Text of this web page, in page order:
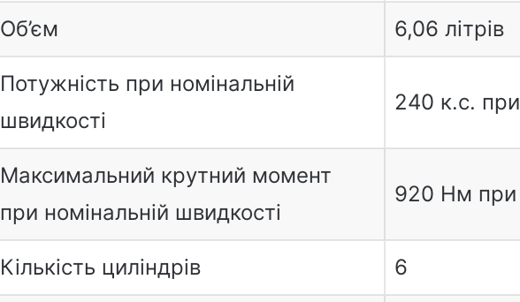
Об’єм 6,06 літрів
Потужність при номінальній
швидкості
240 к.с.
Максимальний крутний момент
при номінальній швидкості
920 Нм при
Кількість циліндрів 6